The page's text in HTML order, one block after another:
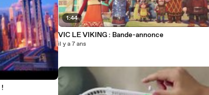
1:44
VIC LE VIKING : Bande-annonce
il y a 7 ans